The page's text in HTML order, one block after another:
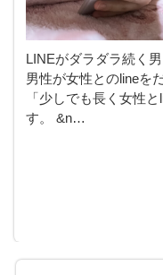
LINEがダラダラ続く
男性が女性とのlineを
「少しでも長く女性
す。 &n…